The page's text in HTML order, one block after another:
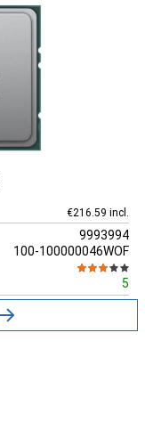
€216.59 incl.
9993994
100-100000046WOF
5